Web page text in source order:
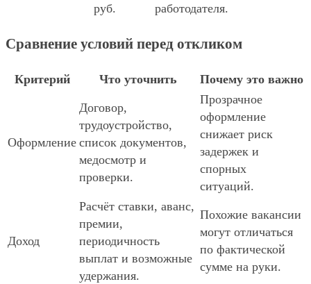
руб.
работодателя.
Сравнение условий перед откликом
Критерий Что уточнить Почему это важно
Оформление
Договор,
трудоустройство,
список документов,
медосмотр и
проверки.
Прозрачное
оформление
снижает риск
задержек и
спорных
ситуаций.
Доход
Расчёт ставки, аванс,
премии,
периодичность
выплат и возможные
удержания.
Похожие вакансии
могут отличаться
по фактической
сумме на руки.